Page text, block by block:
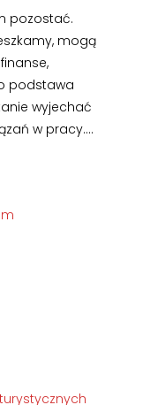
pozostać.
mogą
podstawa
wyjechać
w pracy....